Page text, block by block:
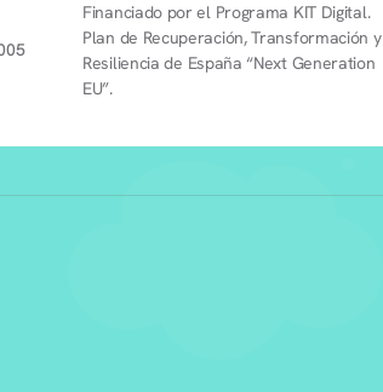
Financiado por el Programa KIT Digital.
Plan de Recuperación, Transformación y
Resiliencia de España “Next Generation
EU”.